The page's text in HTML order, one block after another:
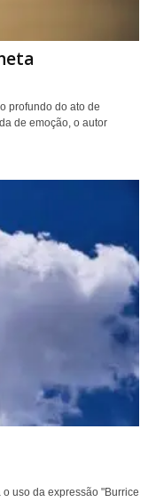
profundo do ato de
de emoção, o autor
uso da expressão "Burrice